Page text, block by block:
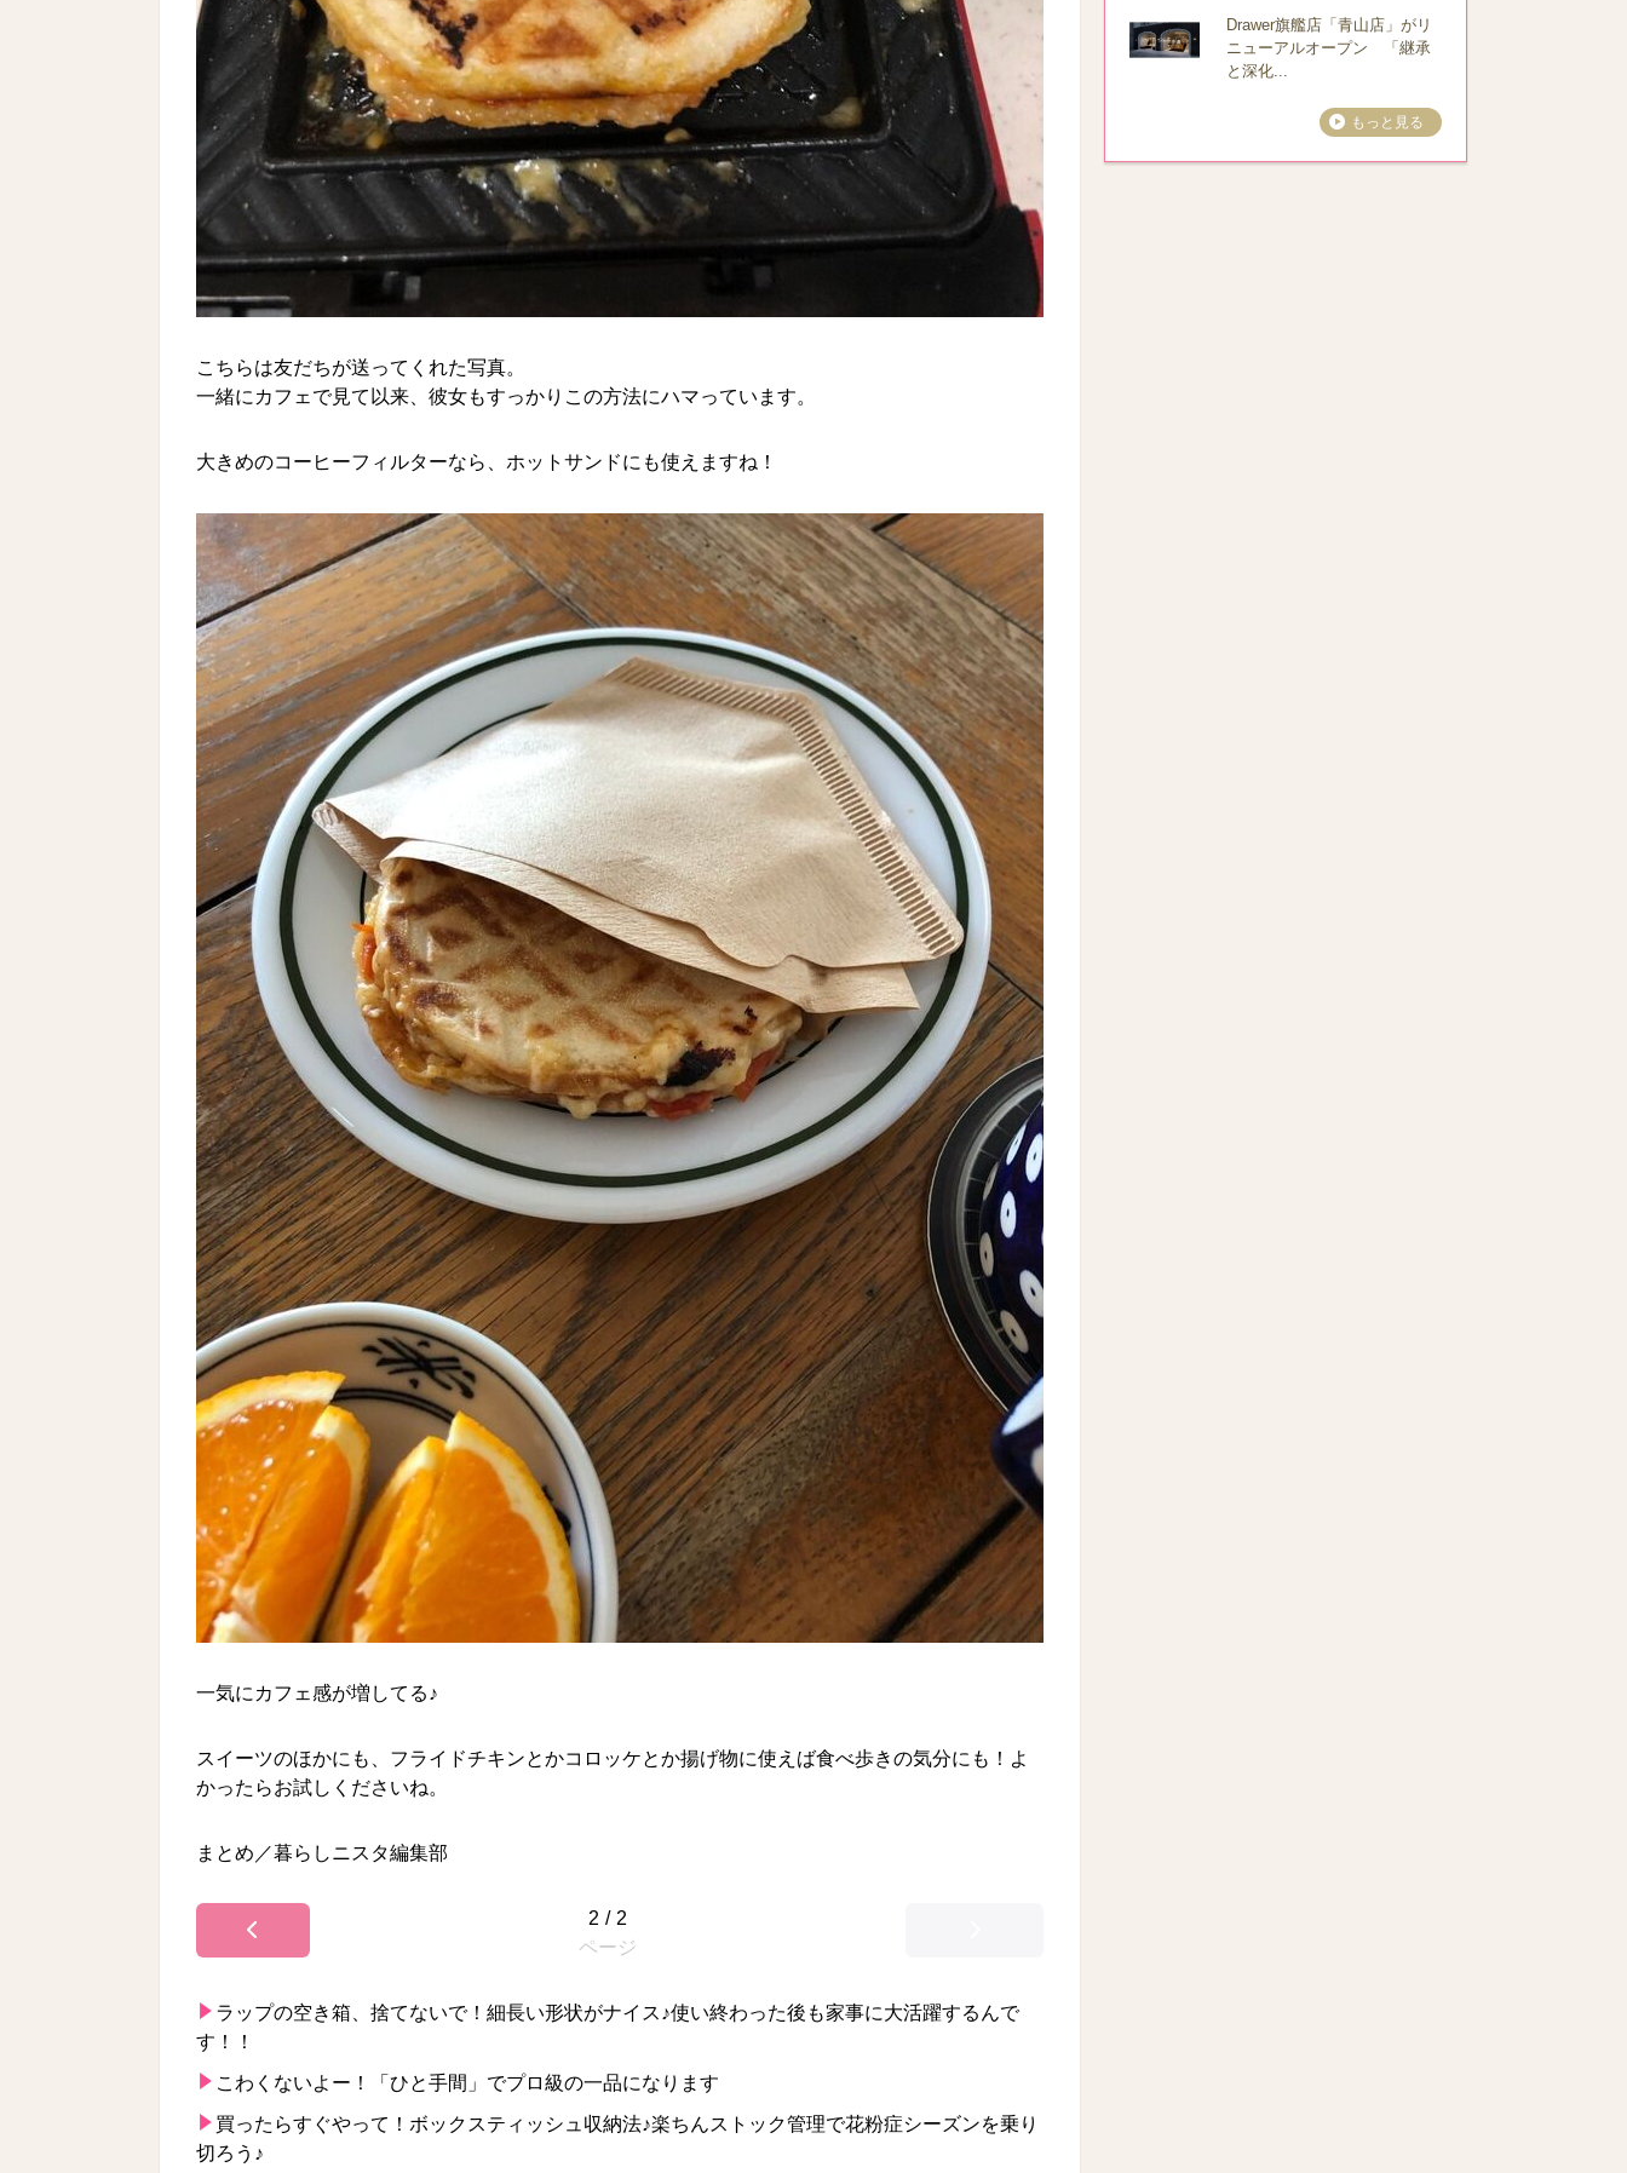
こちらは友だちが送ってくれた写真。
一緒にカフェで見て以来、彼女もすっかりこの方法にハマっています。
大きめのコーヒーフィルターなら、ホットサンドにも使えますね！
一気にカフェ感が増してる♪
スイーツのほかにも、フライドチキンとかコロッケとか揚げ物に使えば食べ歩きの気分にも！よ
かったらお試しくださいね。
まとめ／暮らしニスタ編集部
2 / 2
ページ
ラップの空き箱、捨てないで！細長い形状がナイス♪使い終わった後も家事に大活躍するんで
す！！
こわくないよー！「ひと手間」でプロ級の一品になります
買ったらすぐやって！ボックスティッシュ収納法♪楽ちんストック管理で花粉症シーズンを乗り
切ろう♪
Drawer旗艦店「青山店」がリ
ニューアルオープン 「継承
と深化...
もっと見る